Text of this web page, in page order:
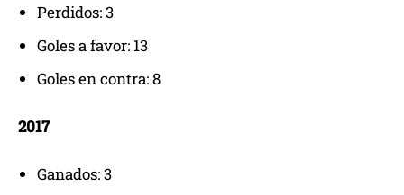
Perdidos: 3
Goles a favor: 13
Goles en contra: 8
2017
Ganados: 3